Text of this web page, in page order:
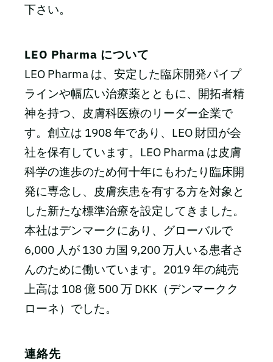
下さい。
LEO Pharma について
LEO Pharma は、安定した臨床開発パイプ
ラインや幅広い治療薬とともに、開拓者精
神を持つ、皮膚科医療のリーダー企業で
す。創立は 1908 年であり、LEO 財団が会
社を保有しています。LEO Pharma は皮膚
科学の進歩のため何十年にもわたり臨床開
発に専念し、皮膚疾患を有する方を対象と
した新たな標準治療を設定してきました。
本社はデンマークにあり、グローバルで
6,000 人が 130 カ国 9,200 万人いる患者さ
んのために働いています。2019 年の純売
上高は 108 億 500 万 DKK（デンマークク
ローネ）でした。
連絡先